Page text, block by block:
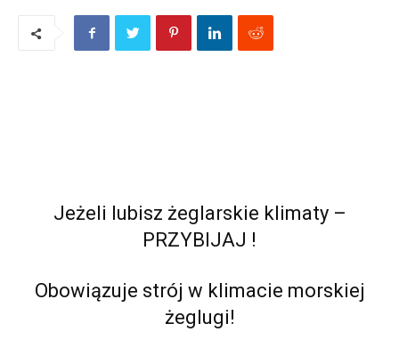
Jeżeli lubisz żeglarskie klimaty –
PRZYBIJAJ !
Obowiązuje strój w klimacie morskiej
żeglugi!